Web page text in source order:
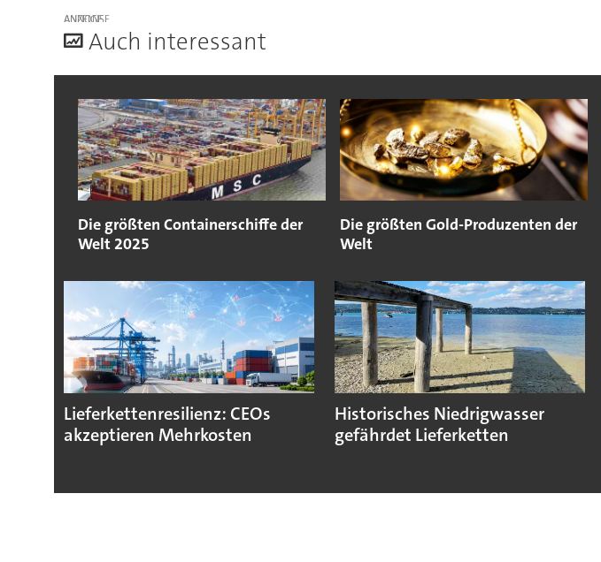
ANZEIGE
Auch interessant
Die größten Containerschiffe der
Welt 2025
Die größten Gold-Produzenten der
Welt
Lieferkettenresilienz: CEOs
akzeptieren Mehrkosten
Historisches Niedrigwasser
gefährdet Lieferketten